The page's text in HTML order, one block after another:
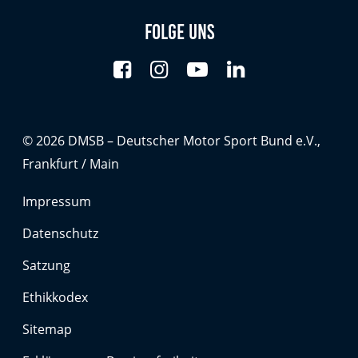
Folge uns
© 2026 DMSB – Deutscher Motor Sport Bund e.V.,
Frankfurt / Main
Impressum
Datenschutz
Satzung
Ethikkodex
Sitemap
Medien & externe Dienste
Um Inhalte von Videoplattformen und weiteren externen
Diensten anzeigen zu können, werden von diesen ggf.
Cookies gesetzt. Die Einbindung kann bei Bedarf einzeln
YouTube